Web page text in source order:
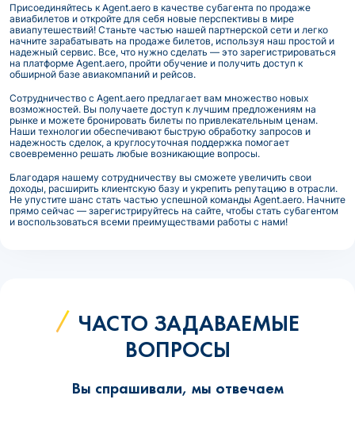
Присоединяйтесь к Agent.aero в качестве субагента по продаже
авиабилетов и откройте для себя новые перспективы в мире
авиапутешествий! Станьте частью нашей партнерской сети и легко
начните зарабатывать на продаже билетов, используя наш простой и
надежный сервис. Все, что нужно сделать — это зарегистрироваться
на платформе Agent.aero, пройти обучение и получить доступ к
обширной базе авиакомпаний и рейсов.
Сотрудничество с Agent.aero предлагает вам множество новых
возможностей. Вы получаете доступ к лучшим предложениям на
рынке и можете бронировать билеты по привлекательным ценам.
Наши технологии обеспечивают быструю обработку запросов и
надежность сделок, а круглосуточная поддержка помогает
своевременно решать любые возникающие вопросы.
Благодаря нашему сотрудничеству вы сможете увеличить свои
доходы, расширить клиентскую базу и укрепить репутацию в отрасли.
Не упустите шанс стать частью успешной команды Agent.aero. Начните
прямо сейчас — зарегистрируйтесь на сайте, чтобы стать субагентом
и воспользоваться всеми преимуществами работы с нами!
ЧАСТО ЗАДАВАЕМЫЕ
ВОПРОСЫ
Вы спрашивали, мы отвечаем